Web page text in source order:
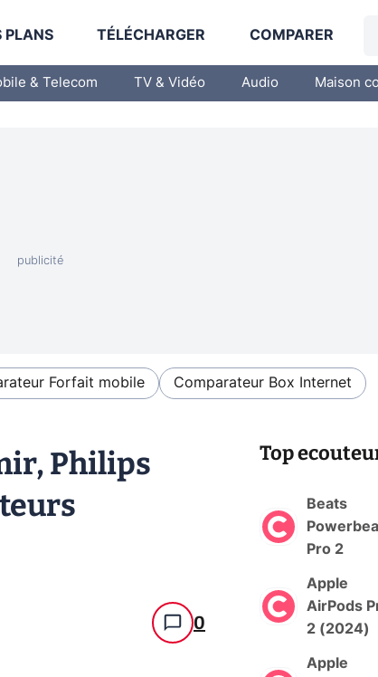
PLANS TÉLÉCHARGER COMPARER
& Telecom TV & Vidéo Audio Maison
Forfait mobile Comparateur Box Internet
Philips
0
Top
Beats
Pro 2
Apple
AirPods
2 (2024)
Apple